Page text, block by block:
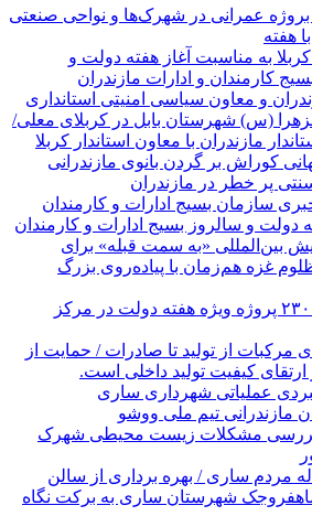
بهره برداری از ۳۸ بروژه عمرانی در شهرک‌ها و نواحی صنعتی
هفته
کربلا به مناسبت آغاز هفته دولت و
کارمندان و ادارات مازندران
و معاون سیاسی امنیتی استانداری
(س) شهرستان بابل در کربلای معلی/
مازندران با معاون استاندار کربلا
کوراش بر گردن بانوی مازندرانی
پر خطر در مازندران
سازمان بسیج ادارات و کارمندان
دولت و سالروز بسیج ادارات و کارمندان
بین‌المللی «به سمت قبله» برای
غزه هم‌زمان با پیاده‌روی بزرگ
افتتاح و کلنگ زنی ۲۳۰ پروژه ویژه هفته دولت در مرکز
مرکبات از تولید تا صادرات / حمایت از
کیفیت تولید داخلی است.
عملیاتی شهرداری ساری
مازندرانی تیم ملی ووشو
مشکلات زیست محیطی شهرک
انتظار ۲۰ ساله مردم ساری / بهره برداری از سالن
شهرستان ساری به برکت نگاه